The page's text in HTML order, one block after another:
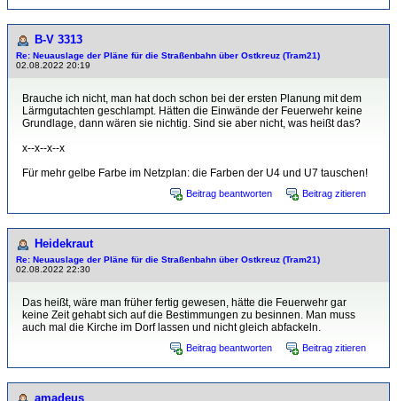
B-V 3313
Re: Neuauslage der Pläne für die Straßenbahn über Ostkreuz (Tram21)
02.08.2022 20:19
Brauche ich nicht, man hat doch schon bei der ersten Planung mit dem
Lärmgutachten geschlampt. Hätten die Einwände der Feuerwehr keine
Grundlage, dann wären sie nichtig. Sind sie aber nicht, was heißt das?
x--x--x--x
Für mehr gelbe Farbe im Netzplan: die Farben der U4 und U7 tauschen!
Beitrag beantworten Beitrag zitieren
Heidekraut
Re: Neuauslage der Pläne für die Straßenbahn über Ostkreuz (Tram21)
02.08.2022 22:30
Das heißt, wäre man früher fertig gewesen, hätte die Feuerwehr gar
keine Zeit gehabt sich auf die Bestimmungen zu besinnen. Man muss
auch mal die Kirche im Dorf lassen und nicht gleich abfackeln.
Beitrag beantworten Beitrag zitieren
amadeus